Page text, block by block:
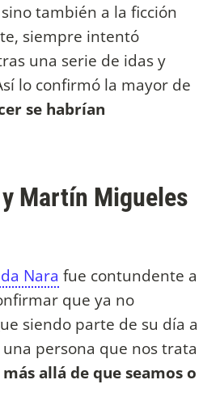
también a la ficción
siempre intentó
una serie de idas y
lo confirmó la mayor de
se habrían
Martín Migueles
Nara fue contundente a
que ya no
siendo parte de su día a
persona que nos trata
allá de que seamos o